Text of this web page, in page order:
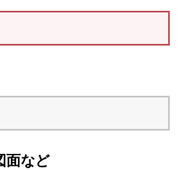
面など